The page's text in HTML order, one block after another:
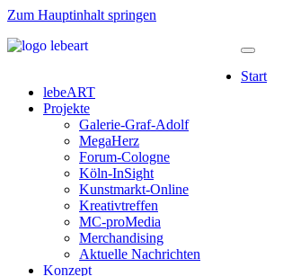
Zum Hauptinhalt springen
Start
lebeART
Projekte
Galerie-Graf-Adolf
MegaHerz
Forum-Cologne
Köln-InSight
Kunstmarkt-Online
Kreativtreffen
MC-proMedia
Merchandising
Aktuelle Nachrichten
Konzept